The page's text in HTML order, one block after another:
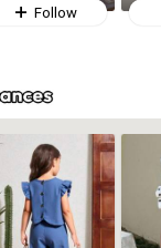
Follow